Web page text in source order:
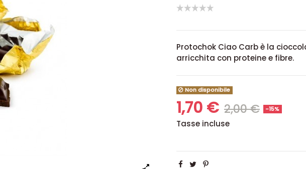
Protochok Ciao Carb è la
arricchita con proteine e fibre.
Non disponibile
1,70 € 2,00 € -15%
Tasse incluse